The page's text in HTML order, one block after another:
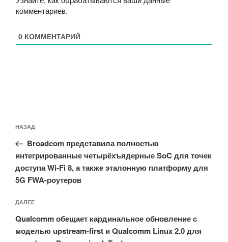
комментариев.
0 КОММЕНТАРИЙ
по
записям
Предыдущая
запись:
НАЗАД
Broadcom представила полностью
интегрированные четырёхъядерные SoC для точек
доступа Wi‑Fi 8, а также эталонную платформу для
5G FWA-роутеров
Следующая
запись
ДАЛЕЕ
Qualcomm обещает кардинальное обновление с
моделью upstream-first и Qualcomm Linux 2.0 для